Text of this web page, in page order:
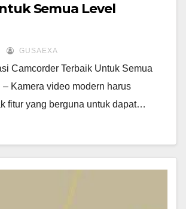
Semua Level
GUSAEXA
Camcorder Terbaik Untuk Semua
– Kamera video modern harus
fitur yang berguna untuk dapat…